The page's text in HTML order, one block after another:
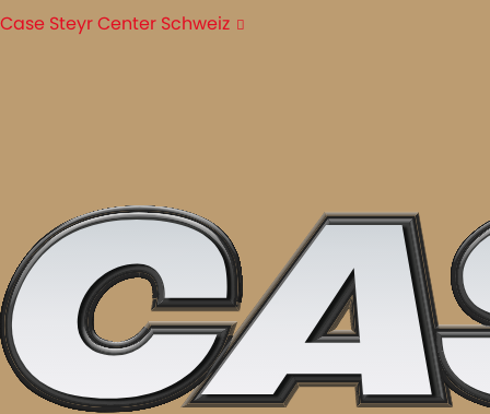
Case Steyr Center Schweiz